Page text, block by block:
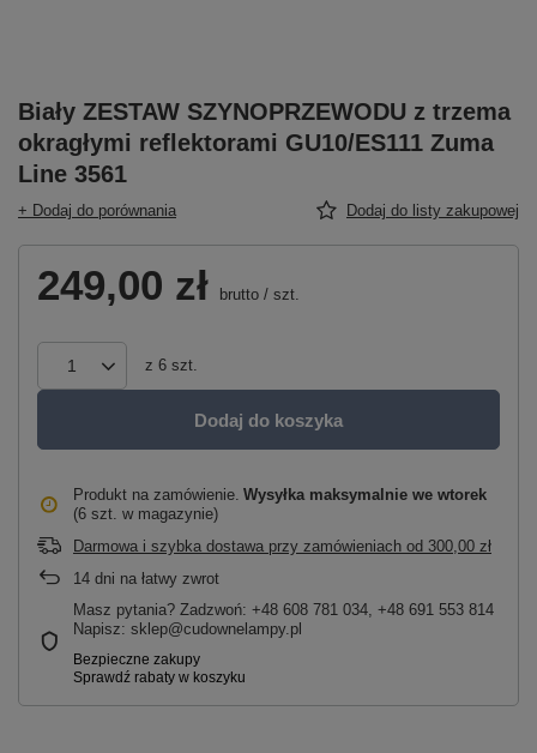
Biały ZESTAW SZYNOPRZEWODU z trzema
okragłymi reflektorami GU10/ES111 Zuma
Line 3561
+ Dodaj do porównania Dodaj do listy zakupowej
249,00 zł brutto / szt.
z 6 szt.
Dodaj do koszyka
Produkt na zamówienie Wysyłka maksymalnie we wtorek
(6 szt. w magazynie)
Darmowa i szybka dostawa przy zamówieniach od 300,00 zł
14 dni na łatwy zwrot
Masz pytania? Zadzwoń: +48 608 781 034, +48 691 553 814
Napisz: sklep@cudownelampy.pl